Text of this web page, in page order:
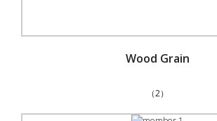
Wood Grain
（2）